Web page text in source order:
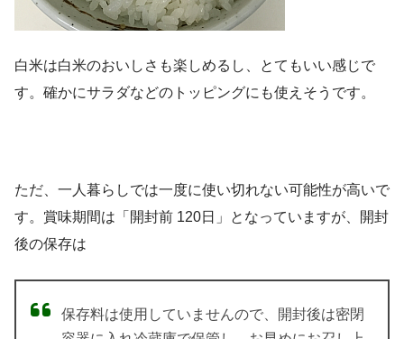
白米は白米のおいしさも楽しめるし、とてもいい感じで
す。確かにサラダなどのトッピングにも使えそうです。
ただ、一人暮らしでは一度に使い切れない可能性が高いで
す。賞味期間は「開封前 120日」となっていますが、開封
後の保存は
保存料は使用していませんので、開封後は密閉